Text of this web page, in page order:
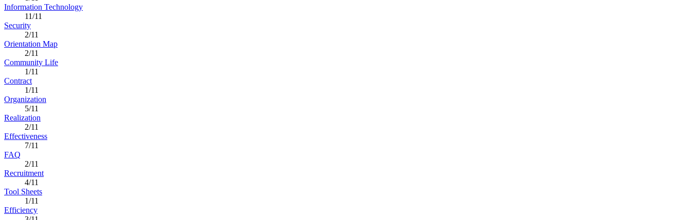
Information Technology
11/11
Security
2/11
Orientation Map
2/11
Community Life
1/11
Contract
1/11
Organization
5/11
Realization
2/11
Effectiveness
7/11
FAQ
2/11
Recruitment
4/11
Tool Sheets
1/11
Efficiency